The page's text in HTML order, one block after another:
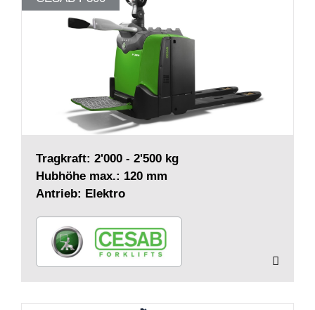
Tragkraft: 2'000 - 2'500 kg
Hubhöhe max.: 120 mm
Antrieb: Elektro